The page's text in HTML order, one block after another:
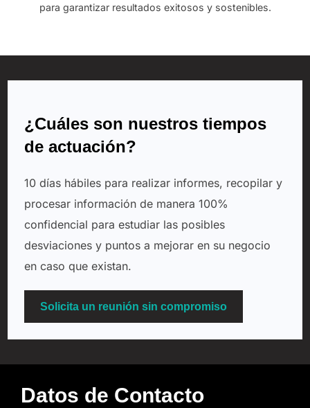
para garantizar resultados exitosos y sostenibles.
¿Cuáles son nuestros tiempos
de actuación?
10 días hábiles para realizar informes, recopilar y
procesar información de manera 100%
confidencial para estudiar las posibles
desviaciones y puntos a mejorar en su negocio
en caso que existan.
Solicita un reunión sin compromiso
Datos de Contacto